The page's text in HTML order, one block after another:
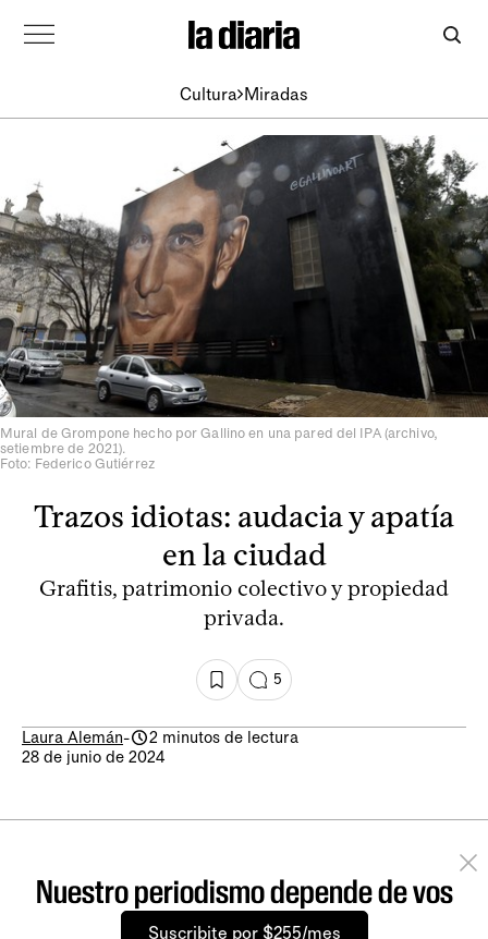
Cultura Miradas
Mural de Grompone hecho por Gallino en una pared del IPA (archivo,
setiembre de 2021).
Foto: Federico Gutiérrez
Trazos idiotas: audacia y apatía
en la ciudad
Grafitis, patrimonio colectivo y propiedad
privada.
5
Laura Alemán-
2 minutos de lectura
28 de junio de 2024
Nuestro periodismo depende de vos
Suscribite por $255/mes